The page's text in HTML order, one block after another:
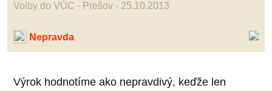
Volby do VÚC - Prešov - 25.10.2013
Nepravda
Výrok hodnotíme ako nepravdivý, keďže len